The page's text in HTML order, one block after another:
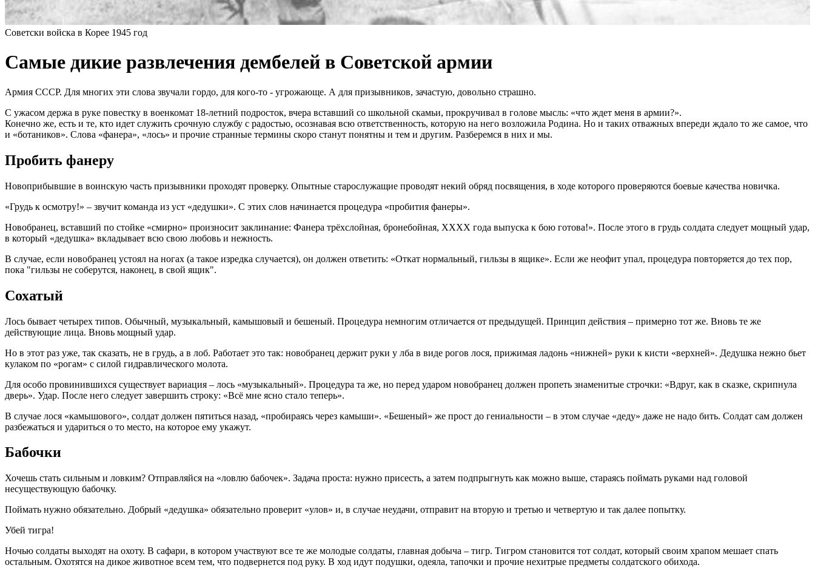
Советски войска в Корее 1945 год
Самые дикие развлечения дембелей в Советской армии
Армия СССР. Для многих эти слова звучали гордо, для кого-то - угрожающе. А для призывников, зачастую, довольно страшно.
С ужасом держа в руке повестку в военкомат 18-летний подросток, вчера вставший со школьной скамьи, прокручивал в голове мысль: «что ждет меня в армии?».
Конечно же, есть и те, кто идет служить срочную службу с радостью, осознавая всю ответственность, которую на него возложила Родина. Но и таких отважных впереди ждало то же самое, что
и «ботаников». Слова «фанера», «лось» и прочие странные термины скоро станут понятны и тем и другим. Разберемся в них и мы.
Пробить фанеру
Новоприбывшие в воинскую часть призывники проходят проверку. Опытные старослужащие проводят некий обряд посвящения, в ходе которого проверяются боевые качества новичка.
«Грудь к осмотру!» – звучит команда из уст «дедушки». С этих слов начинается процедура «пробития фанеры».
Новобранец, вставший по стойке «смирно» произносит заклинание: Фанера трёхслойная, бронебойная, ХХХХ года выпуска к бою готова!». После этого в грудь солдата следует мощный удар,
в который «дедушка» вкладывает всю свою любовь и нежность.
В случае, если новобранец устоял на ногах (а такое изредка случается), он должен ответить: «Откат нормальный, гильзы в ящике». Если же неофит упал, процедура повторяется до тех пор,
пока "гильзы не соберутся, наконец, в свой ящик".
Сохатый
Лось бывает четырех типов. Обычный, музыкальный, камышовый и бешеный. Процедура немногим отличается от предыдущей. Принцип действия – примерно тот же. Вновь те же
действующие лица. Вновь мощный удар.
Но в этот раз уже, так сказать, не в грудь, а в лоб. Работает это так: новобранец держит руки у лба в виде рогов лося, прижимая ладонь «нижней» руки к кисти «верхней». Дедушка нежно бьет
кулаком по «рогам» с силой гидравлического молота.
Для особо провинившихся существует вариация – лось «музыкальный». Процедура та же, но перед ударом новобранец должен пропеть знаменитые строчки: «Вдруг, как в сказке, скрипнула
дверь». Удар. После него следует завершить строку: «Всё мне ясно стало теперь».
В случае лося «камышового», солдат должен пятиться назад, «пробираясь через камыши». «Бешеный» же прост до гениальности – в этом случае «деду» даже не надо бить. Солдат сам должен
разбежаться и удариться о то место, на которое ему укажут.
Бабочки
Хочешь стать сильным и ловким? Отправляйся на «ловлю бабочек». Задача проста: нужно присесть, а затем подпрыгнуть как можно выше, стараясь поймать руками над головой
несуществующую бабочку.
Поймать нужно обязательно. Добрый «дедушка» обязательно проверит «улов» и, в случае неудачи, отправит на вторую и третью и четвертую и так далее попытку.
Убей тигра!
Ночью солдаты выходят на охоту. В сафари, в котором участвуют все те же молодые солдаты, главная добыча – тигр. Тигром становится тот солдат, который своим храпом мешает спать
остальным. Охотятся на дикое животное всем тем, что подвернется под руку. В ход идут подушки, одеяла, тапочки и прочие нехитрые предметы солдатского обихода.